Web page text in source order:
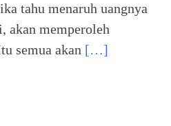
tahu menaruh uangnya
akan memperoleh
semua akan […]